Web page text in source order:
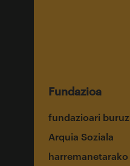
Fundazioa
fundazioari buruz
Arquia Soziala
harremanetarako